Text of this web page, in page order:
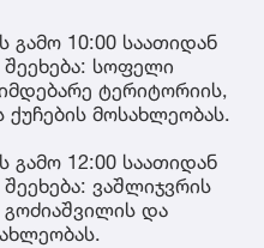
გამო 10:00 საათიდან
სოფელი
ტერიტორიის,
ქუჩების მოსახლეობას.
გამო 12:00 საათიდან
ვაშლიჯვრის
და